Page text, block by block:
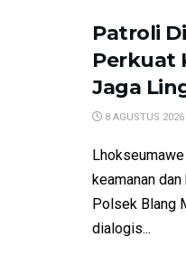
Patroli
Perkuat
Jaga
8 AGUSTUS 2026
keamanan
Polsek Blang
dialogis...